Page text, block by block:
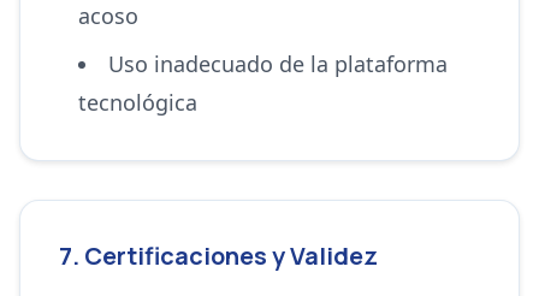
acoso
Uso inadecuado de la plataforma
tecnológica
7. Certificaciones y Validez